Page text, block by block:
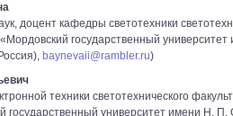
доцент кафедры светотехники
государственный университет
baynevaii@rambler.ru)
техники светотехнического
университет имени Н. П.